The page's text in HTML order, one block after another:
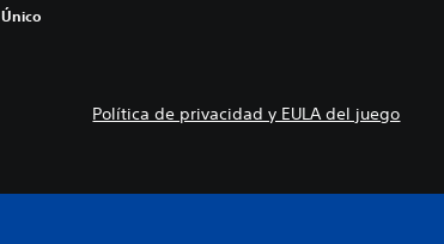
Único
Política de privacidad y EULA del juego